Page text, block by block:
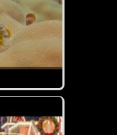
filtern mit ihren